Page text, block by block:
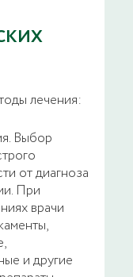
лечения:
Выбор
от диагноза
При
врачи
и другие